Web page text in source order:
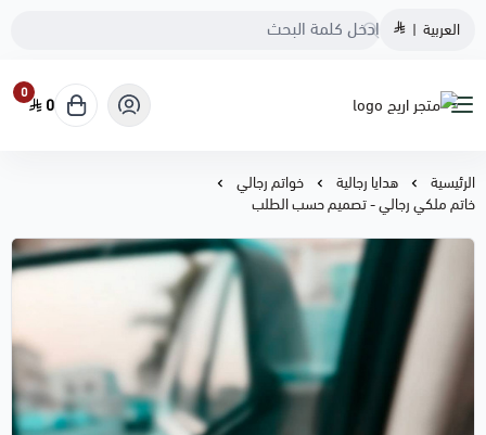
العربية |
متجر اريج
0
0
الرئيسية هدايا رجالية
خواتم رجالي
خاتم ملكي رجالي - تصميم حسب الطلب